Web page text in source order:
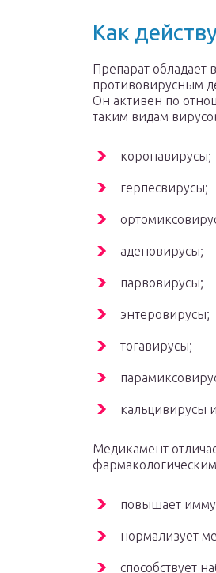
Как
Препарат
противовирусным
Он активен по
таким видам
коронавирусы;
герпесвирусы;
аденовирусы;
парвовирусы;
энтеровирусы;
тогавирусы;
кальцивирусы
Медикамент
повышает
нормализует
способствует